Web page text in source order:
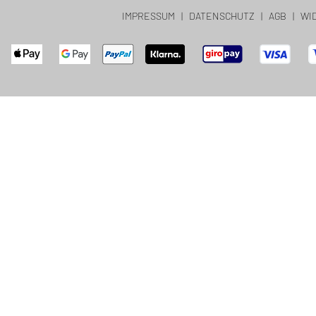
IMPRESSUM | DATENSCHUTZ | AGB |